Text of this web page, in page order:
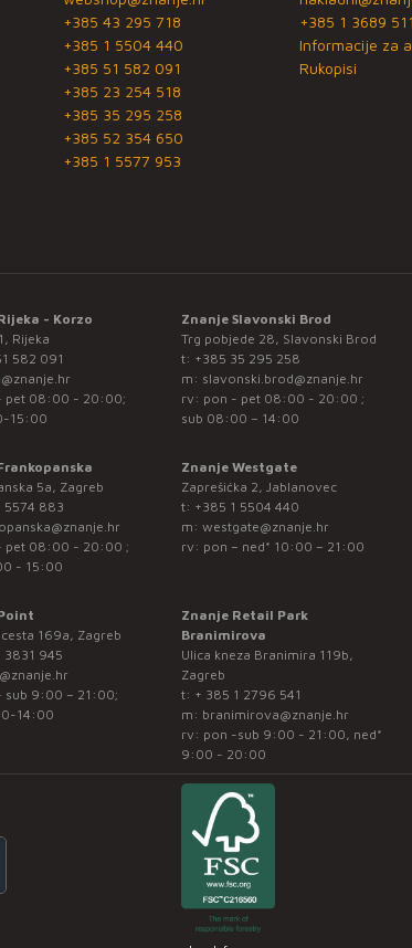
+385 43 295 718
+385 1 5504 440
+385 51 582 091
+385 23 254 518
+385 35 295 258
+385 52 354 650
+385 1 5577 953
+385 1 3689 511
Informacije za
Rukopisi
- Korzo
Rijeka
582 091
pet 08:00 - 20:00;
15:00
Znanje Slavonski Brod
Trg pobjede 28, Slavonski Brod
t: +385 35 295 258
m: slavonski.brod@znanje.hr
rv: pon - pet 08:00 - 20:00 ;
sub 08:00 – 14:00
5a, Zagreb
5574 883
pet 08:00 - 20:00 ;
- 15:00
Znanje Westgate
Zaprešićka 2, Jablanovec
t: +385 1 5504 440
m: westgate@znanje.hr
rv: pon – ned* 10:00 – 21:00
cesta 169a, Zagreb
3831 945
sub 9:00 – 21:00;
14:00
Znanje Retail Park
Branimirova
Ulica kneza Branimira 119b,
Zagreb
t: + 385 1 2796 541
m: branimirova@znanje.hr
rv: pon -sub 9:00 - 21:00, ned*
9:00 - 20:00